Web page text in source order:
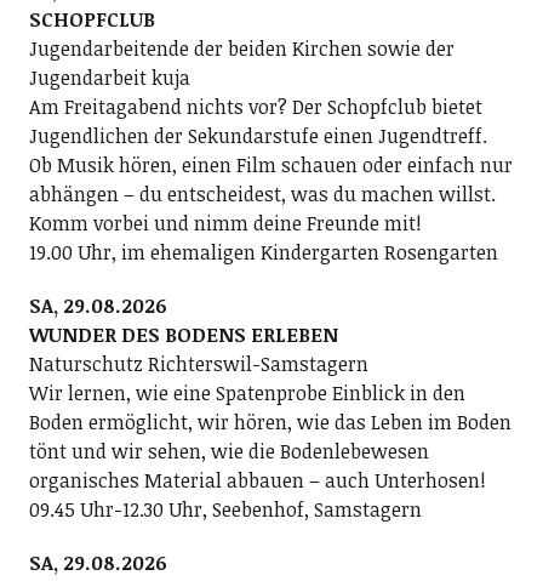
SCHOPFCLUB
Jugendarbeitende der beiden Kirchen sowie der
Jugendarbeit kuja
Am Freitagabend nichts vor? Der Schopfclub bietet
Jugendlichen der Sekundarstufe einen Jugendtreff.
Ob Musik hören, einen Film schauen oder einfach nur
abhängen – du entscheidest, was du machen willst.
Komm vorbei und nimm deine Freunde mit!
19.00 Uhr, im ehemaligen Kindergarten Rosengarten
SA, 29.08.2026
WUNDER DES BODENS ERLEBEN
Naturschutz Richterswil-Samstagern
Wir lernen, wie eine Spatenprobe Einblick in den
Boden ermöglicht, wir hören, wie das Leben im Boden
tönt und wir sehen, wie die Bodenlebewesen
organisches Material abbauen – auch Unterhosen!
09.45 Uhr-12.30 Uhr, Seebenhof, Samstagern
SA, 29.08.2026